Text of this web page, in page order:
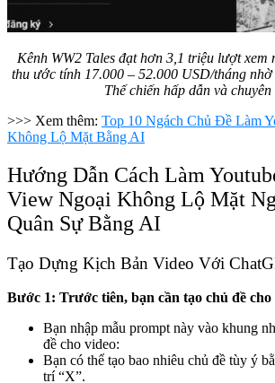
Kênh WW2 Tales đạt hơn 3,1 triệu lượt xem
thu ước tính 17.000 – 52.000 USD/tháng nhờ
Thế chiến hấp dẫn và chuyên
>>> Xem thêm: Top 10 Ngách Chủ Đề Làm
Không Lộ Mặt Bằng AI
Hướng Dẫn Cách Làm
View Ngoại Không Lộ Mặt
Quân Sự Bằng AI
Tạo Dựng Kịch Bản Video Với
Bước 1: Trước tiên, bạn cần tạo chủ đề cho
Bạn nhập mẫu prompt này vào khung
đề cho video:
Bạn có thể tạo bao nhiêu chủ đề tùy ý
trí “X”.